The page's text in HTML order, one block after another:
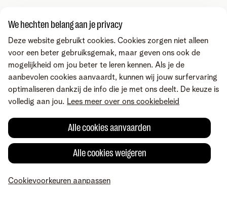
We hechten belang aan je privacy
Deze website gebruikt cookies. Cookies zorgen niet alleen
voor een beter gebruiksgemak, maar geven ons ook de
mogelijkheid om jou beter te leren kennen. Als je de
aanbevolen cookies aanvaardt, kunnen wij jouw surfervaring
optimaliseren dankzij de info die je met ons deelt. De keuze is
volledig aan jou. Lees meer over ons cookiebeleid
Alle cookies weigeren
Alle cookies aanvaarden
Cookievoorkeuren aanpassen